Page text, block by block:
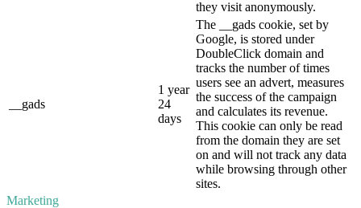
they visit anonymously.
__gads
1 year
24
days
The __gads cookie, set by
Google, is stored under
DoubleClick domain and
tracks the number of times
users see an advert, measures
the success of the campaign
and calculates its revenue.
This cookie can only be read
from the domain they are set
on and will not track any data
while browsing through other
sites.
Marketing